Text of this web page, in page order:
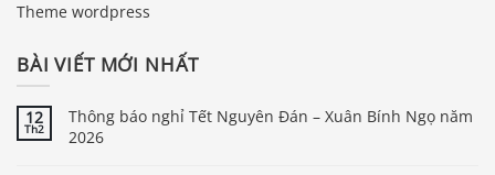
Theme wordpress
BÀI VIẾT MỚI NHẤT
12
Th2
Thông báo nghỉ Tết Nguyên Đán – Xuân Bính Ngọ năm
2026